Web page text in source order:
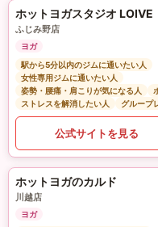
ホットヨガスタジオ LOIVE
ふじみ野店
ヨガ
駅から5分以内のジムに通いたい人
女性専用ジムに通いたい人
姿勢・腰痛・肩こりが気になる人
ストレスを解消したい人
グループ
公式サイトを見る
ホットヨガのカルド
川越店
ヨガ